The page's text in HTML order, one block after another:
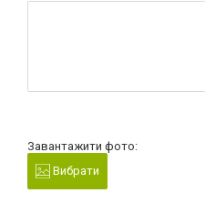
Завантажити фото:
Вибрати